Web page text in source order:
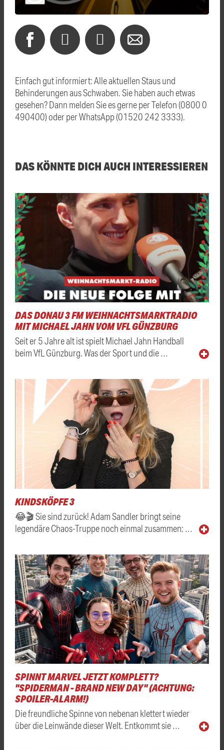
Einfach gut informiert: Alle aktuellen Staus und
Behinderungen aus Schwaben. Sie haben auch etwas
gesehen? Dann melden Sie es gerne per Telefon (0800 0
490400) oder per WhatsApp (01520 242 3333).
DAS KÖNNTE DICH AUCH INTERESSIEREN
DAS DONAU 3 FM WEIHNACHTSMARKTRADIO
MIT MICHAEL JAHN VOM VFL GÜNZBURG
Seit er 5 Jahre alt ist spielt Michael Jahn Handball
beim VfL Günzburg. Was der Sport und die …
KINDSKÖPFE 3
😂🎬 Sie sind zurück! Adam Sandler bringt seine
legendäre Chaos-Truppe noch einmal zusammen: …
SPINNT MARVEL JETZT KOMPLETT?
"SPIDERMAN - BRAND NEW DAY" (ACHTUNG:
SPOILER-ALARM!)
Die freundliche Spinne von nebenan klettert wieder
über die Leinwände dieser Welt. Entkommt sie …